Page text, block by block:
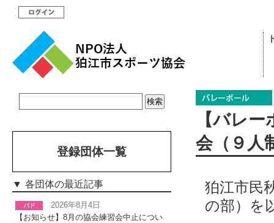
【バレ
会（９人
狛江市民
の部）を
登録団体一覧
各団体の最近記事
2026年8月4日
【お知らせ】8月の協会練習会中止につい